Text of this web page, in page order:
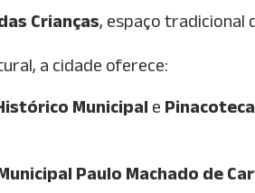
Crianças, espaço tradicional
a cidade oferece:
Municipal e
Paulo Machado de